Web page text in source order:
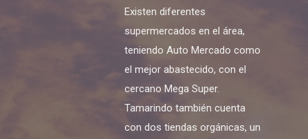
Existen diferentes
supermercados en el área,
teniendo Auto Mercado como
el mejor abastecido, con el
cercano Mega Super.
Tamarindo también cuenta
con dos tiendas orgánicas, un